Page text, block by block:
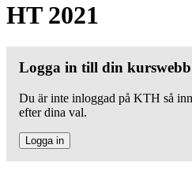
HT 2021
Logga in till din kurswebb
Du är inte inloggad på KTH så
efter dina val.
Logga in